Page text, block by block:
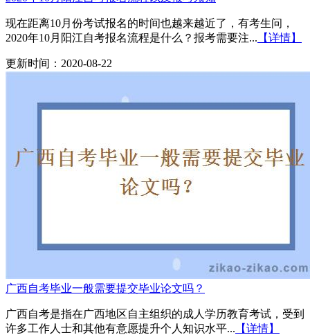
现在距离10月份考试报名的时间也越来越近了，有考生问，
2020年10月阳江自考报名流程是什么？报考需要注... 【详情】
更新时间：2020-08-22
广西自考毕业一般需要提交毕业论文吗？
广西自考是指在广西地区自主组织的成人学历教育考试，受到
许多工作人士和其他有意愿提升个人知识水平... 【详情】